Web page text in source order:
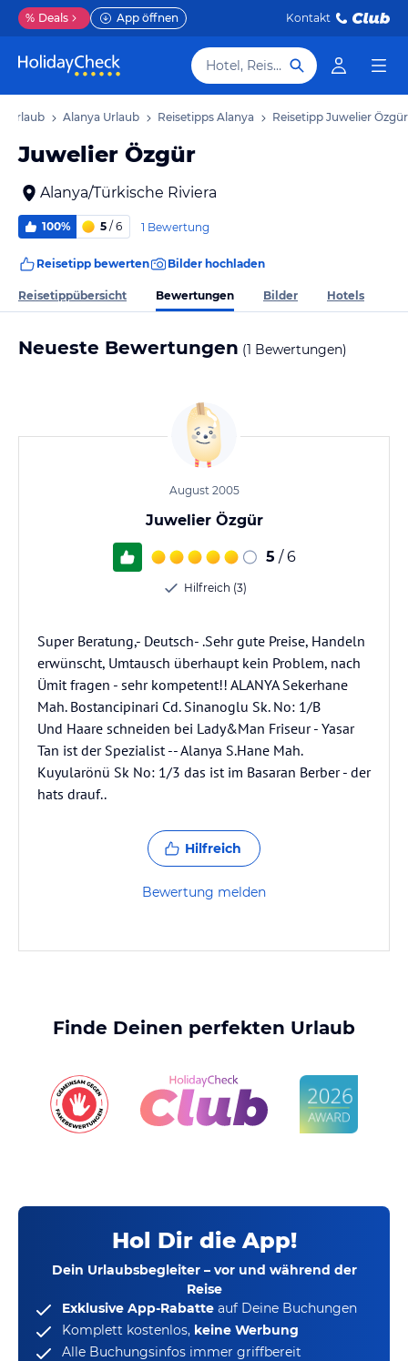
% Deals App öffnen Kontakt
Hotel, Reiseziel
Urlaub Alanya Urlaub Reisetipps Alanya Reisetipp Juwelier Özgür
Juwelier Özgür
Alanya/Türkische Riviera
100% 5 / 6 1 Bewertung
Reisetipp bewerten Bilder hochladen
Reisetippübersicht Bewertungen Bilder Hotels
Neueste Bewertungen (1 Bewertungen)
August 2005
Juwelier Özgür
5 / 6
Hilfreich (3)
Super Beratung,- Deutsch- .Sehr gute Preise, Handeln
erwünscht, Umtausch überhaupt kein Problem, nach
Ümit fragen - sehr kompetent!! ALANYA Sekerhane
Mah. Bostancipinari Cd. Sinanoglu Sk. No: 1/B
Und Haare schneiden bei Lady&Man Friseur - Yasar
Tan ist der Spezialist -- Alanya S.Hane Mah.
Kuyularönü Sk No: 1/3 das ist im Basaran Berber - der
hats drauf..
Hilfreich
Bewertung melden
Finde Deinen perfekten Urlaub
Hol Dir die App!
Dein Urlaubsbegleiter – vor und während der
Reise
Exklusive App-Rabatte auf Deine Buchungen
Komplett kostenlos, keine Werbung
Alle Buchungsinfos immer griffbereit